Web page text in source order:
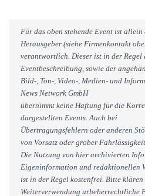
Für das oben stehende Event ist
Herausgeber (siehe Firmenkontakt
verantwortlich. Dieser ist in der Regel
Eventbeschreibung, sowie der
Bild-, Ton-, Video-, Medien- und
News Network GmbH
übernimmt keine Haftung für die
dargestellten Events. Auch bei
Übertragungsfehlern oder anderen
von Vorsatz oder grober
Die Nutzung von hier archivierten
Eigeninformation und redaktionellen
ist in der Regel kostenfrei. Bitte klären
Weiterverwendung urheberrechtliche